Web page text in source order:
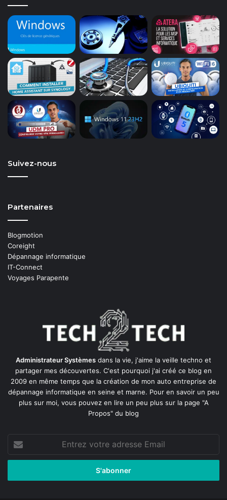
Suivez-nous
Partenaires
Blogmotion
Coreight
Dépannage informatique
IT-Connect
Voyages Parapente
Administrateur Systèmes dans la vie, j'aime la veille techno et
partager mes découvertes. C'est pourquoi j'ai créé ce blog en
2009 en même temps que la création de mon auto entreprise de
dépannage informatique en seine et marne. Pour en savoir un peu
plus sur moi, vous pouvez en lire un peu plus sur la page "A
Propos" du blog
votre
adresse